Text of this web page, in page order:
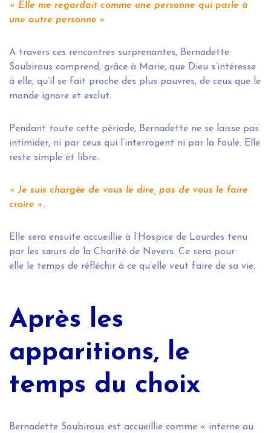
« Elle me regardait comme une personne qui parle à
une autre personne »
A travers ces rencontres surprenantes, Bernadette
Soubirous comprend, grâce à Marie, que Dieu s’intéresse
à elle, qu’il se fait proche des plus pauvres, de ceux que le
monde ignore et exclut.
Pendant toute cette période, Bernadette ne se laisse pas
intimider, ni par ceux qui l’interrogent ni par la foule. Elle
reste simple et libre.
« Je suis chargée de vous le dire, pas de vous le faire
croire ».
Elle sera ensuite accueillie à l’Hospice de Lourdes tenu
par les sœurs de la Charité de Nevers. Ce sera pour
elle le temps de réfléchir à ce qu’elle veut faire de sa vie.
Après les
apparitions, le
temps du choix
Bernadette Soubirous est accueillie comme « interne au